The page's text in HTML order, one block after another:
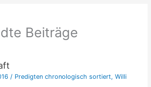
Beiträge
/ Predigten chronologisch sortiert, Willi